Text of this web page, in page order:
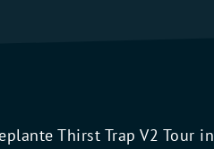
Thirst Trap V2 Tour